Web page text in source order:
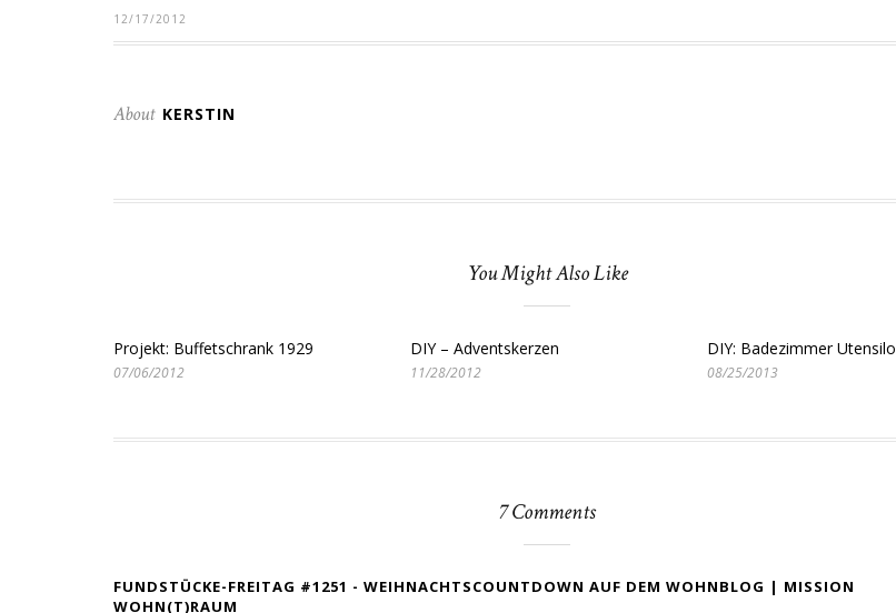
12/17/2012
About KERSTIN
You Might Also Like
Projekt: Buffetschrank 1929
07/06/2012
DIY – Adventskerzen
11/28/2012
DIY: Badezimmer Utensilo
08/25/2013
7 Comments
FUNDSTÜCKE-FREITAG #1251 - WEIHNACHTSCOUNTDOWN AUF DEM WOHNBLOG | MISSION
WOHN(T)RAUM